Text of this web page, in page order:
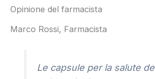
Opinione del farmacista
Marco Rossi, Farmacista
Le capsule per la salute